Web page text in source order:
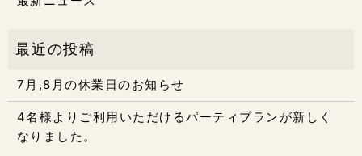
7月,8月の休業日のお知らせ
4名様よりご利用いただけるパーティプランが新しく
なりました。